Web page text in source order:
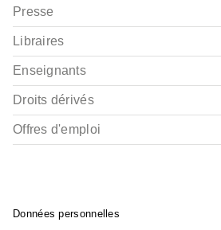
Presse
Libraires
Enseignants
Droits dérivés
Offres d'emploi
Données personnelles